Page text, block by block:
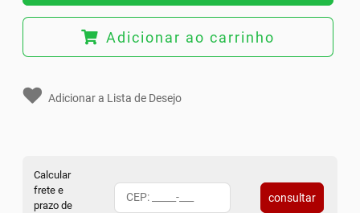
Adicionar ao carrinho
Adicionar a Lista de Desejo
Calcular
frete e
prazo de
consultar